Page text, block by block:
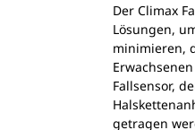
Der Climax
Lösungen,
minimieren,
Fallsensor,
getragen